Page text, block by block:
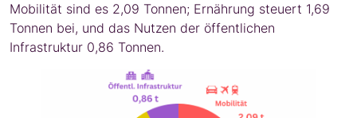
Mobilität sind es 2,09 Tonnen; Ernährung steuert 1,69
Tonnen bei, und das Nutzen der öffentlichen
Infrastruktur 0,86 Tonnen.